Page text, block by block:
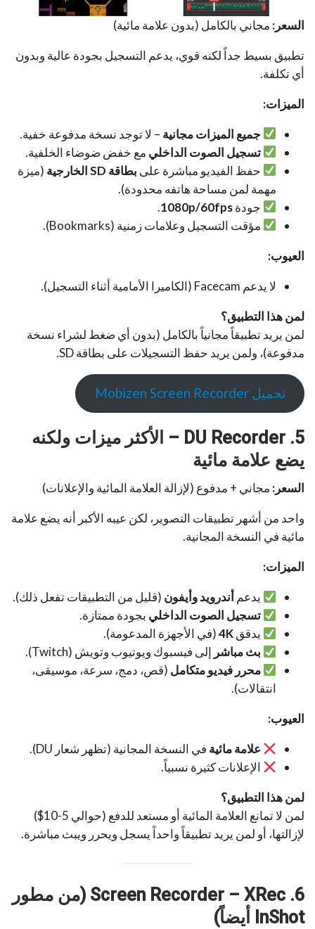
السعر: مجاني بالكامل (بدون علامة مائية)
تطبيق بسيط جداً لكنه قوي، يدعم التسجيل بجودة عالية وبدون
أي تكلفة.
الميزات:
جميع الميزات مجانية – لا توجد نسخة مدفوعة خفية.
تسجيل الصوت الداخلي مع خفض ضوضاء الخلفية.
حفظ الفيديو مباشرة على بطاقة SD الخارجية
(ميزة
مهمة لمن مساحة هاتفه محدودة).
جودة1080p/60fps
.
مؤقت التسجيل وعلامات زمنية (Bookmarks).
العيوب:
لا يدعم Facecam (الكاميرا الأمامية أثناء التسجيل).
لمن هذا التطبيق؟
لمن يريد تطبيقاً مجانياً بالكامل (بدون أي ضغط لشراء نسخة
مدفوعة)، ولمن يريد حفظ التسجيلات على بطاقة SD.
تحميل Mobizen Screen Recorder
5. DU Recorder – الأكثر ميزات ولكنه
يضع علامة مائية
السعر: مجاني + مدفوع (لإزالة العلامة المائية والإعلانات)
واحد من أشهر تطبيقات التصوير، لكن عيبه الأكبر أنه يضع علامة
مائية في النسخة المجانية.
الميزات:
يدعمأندرويد وأيفون (قليل من التطبيقات تفعل ذلك).
تسجيل الصوت الداخلي بجودة ممتازة.
يدقق4K(في الأجهزة المدعومة).
بث مباشر إلى فيسبوك ويوتيوب وتويش (Twitch).
محرر فيديو متكامل (قص، دمج، سرعة، موسيقى،
انتقالات).
العيوب:
علامة مائية في النسخة المجانية (تظهر شعار DU).
الإعلانات كثيرة نسبياً.
لمن هذا التطبيق؟
لمن لا تمانع العلامة المائية أو مستعد للدفع (حوالي 5-10$)
لإزالتها، أو لمن يريد تطبيقاً واحداً يسجل ويحرر ويبث مباشرة.
6. Screen Recorder – XRec (من مطور
InShot أيضاً)